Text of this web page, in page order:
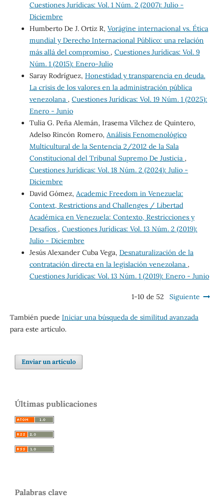
Cuestiones Jurídicas: Vol. 1 Núm. 2 (2007): Julio -
Diciembre
Humberto De J. Ortiz R, Vorágine internacional vs. Ética
mundial y Derecho Internacional Público: una relación
más allá del compromiso , Cuestiones Jurídicas: Vol. 9
Núm. 1 (2015): Enero-Julio
Saray Rodríguez, Honestidad y transparencia en deuda.
La crisis de los valores en la administración pública
venezolana , Cuestiones Jurídicas: Vol. 19 Núm. 1 (2025):
Enero - Junio
Tulia G. Peña Alemán, Irasema Vílchez de Quintero,
Adelso Rincón Romero, Análisis Fenomenológico
Multicultural de la Sentencia 2/2012 de la Sala
Constitucional del Tribunal Supremo De Justicia ,
Cuestiones Jurídicas: Vol. 18 Núm. 2 (2024): Julio -
Diciembre
David Gómez, Academic Freedom in Venezuela:
Context, Restrictions and Challenges / Libertad
Académica en Venezuela: Contexto, Restricciones y
Desafíos , Cuestiones Jurídicas: Vol. 13 Núm. 2 (2019):
Julio - Diciembre
Jesús Alexander Cuba Vega, Desnaturalización de la
contratación directa en la legislación venezolana ,
Cuestiones Jurídicas: Vol. 13 Núm. 1 (2019): Enero - Junio
1-10 de 52 Siguiente
También puede Iniciar una búsqueda de similitud avanzada
para este artículo.
Enviar un artículo
Últimas publicaciones
Palabras clave